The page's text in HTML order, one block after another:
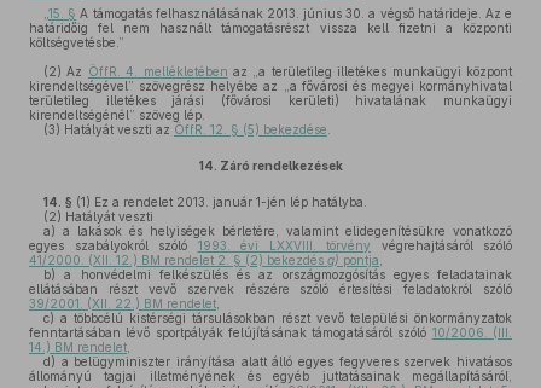
15. § A támogatás felhasználásának 2013. június 30. a végső határideje. Az e
határidőig fel nem használt támogatásrészt vissza kell fizetni a központi
költségvetésbe.”
(2) Az ÖffR. 4. mellékletében az „a területileg illetékes munkaügyi központ
kirendeltségével” szövegrész helyébe az „a fővárosi és megyei kormányhivatal
területileg illetékes járási (fővárosi kerületi) hivatalának munkaügyi
kirendeltségénél” szöveg lép.
(3) Hatályát veszti az ÖffR. 12. § (5) bekezdése
14. Záró rendelkezések
14. § (1) Ez a rendelet 2013. január 1-jén lép hatályba.
(2) Hatályát veszti
a) a lakások és helyiségek bérletére, valamint elidegenítésükre vonatkozó
egyes szabályokról szóló 1993. évi LXXVIII. törvény végrehajtásáról szóló
41/2000. (XII. 12.) BM rendelet 2. § (2) bekezdés g) pontja
b) a honvédelmi felkészülés és az országmozgósítás egyes feladatainak
ellátásában részt vevő szervek részére szóló értesítési feladatokról szóló
39/2001. (XII. 22.) BM rendelet
c) a többcélú kistérségi társulásokban részt vevő települési önkormányzatok
fenntartásában lévő sportpályák felújításának támogatásáról szóló 10/2006. (III.
14.) BM rendelet
d) a belügyminiszter irányítása alatt álló egyes fegyveres szervek hivatásos
állományú tagjai illetményének és egyéb juttatásainak megállapításáról,